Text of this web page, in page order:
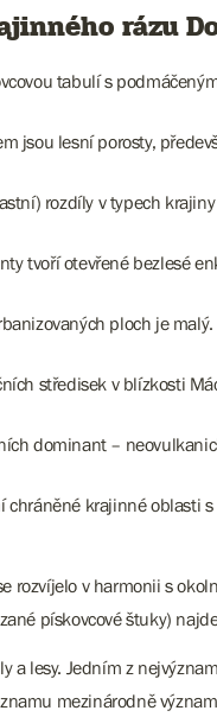
rázu
tabulí s
jsou lesní porosty,
rozdíly v typech
tvoří otevřené bezlesé
ploch je
středisek v blízkosti
dominant –
chráněné krajinné oblasti
rozvíjelo v harmonii s
pískovcové štuky)
a lesy. Jedním z
mezinárodně